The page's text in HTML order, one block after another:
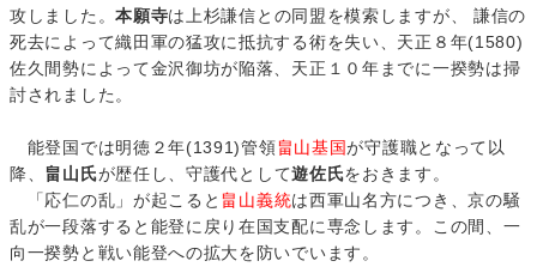
攻しました。本願寺は上杉謙信との同盟を模索しますが、 謙信の
死去によって織田軍の猛攻に抵抗する術を失い、天正８年(1580)
佐久間勢によって金沢御坊が陥落、天正１０年までに一揆勢は掃
討されました。
能登国では明徳２年(1391)管領畠山基国が守護職となって以
降、 畠山氏が歴任し、守護代として遊佐氏をおきます。
「応仁の乱」が起こると 畠山義統は西軍山名方につき、京の騒
乱が一段落すると能登に戻り在国支配に専念します。この間、一
向一揆勢と戦い能登への拡大を防いでいます。